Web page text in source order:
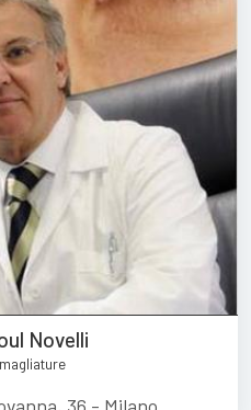
Novelli
36 - Milano